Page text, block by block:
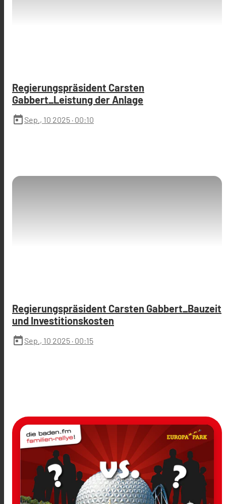
Regierungspräsident Carsten
Gabbert_Leistung der Anlage
today Sep., 10 2025 · 00:10
Regierungspräsident Carsten Gabbert_Bauzeit
und Investitionskosten
today Sep., 10 2025 · 00:15